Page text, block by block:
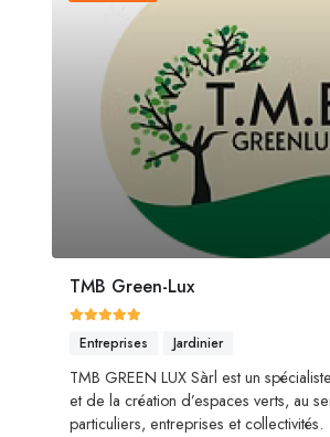
TMB Green-Lux
Entreprises Jardinier
TMB GREEN LUX Sàrl est un
et de la création d’espaces verts, au
particuliers, entreprises et collectivités.